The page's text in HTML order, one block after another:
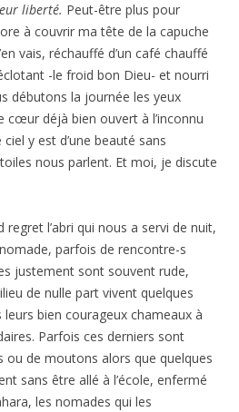
liberté. Peut-être plus pour
à couvrir ma tête de la capuche
vais, réchauffé d’un café chauffé
-le froid bon Dieu- et nourri
débutons la journée les yeux
cœur déjà bien ouvert à l’inconnu
y est d’une beauté sans
nous parlent. Et moi, je discute
l’abri qui nous a servi de nuit,
parfois de rencontre-s
justement sont souvent rude,
de nulle part vivent quelques
bien courageux chameaux à
Parfois ces derniers sont
ou de moutons alors que quelques
sans être allé à l’école, enfermé
les nomades qui les